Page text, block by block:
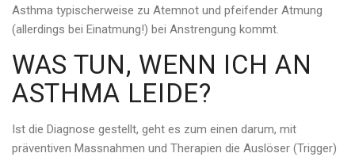
Asthma typischerweise zu Atemnot und pfeifender Atmung
(allerdings bei Einatmung!) bei Anstrengung kommt.
WAS TUN, WENN ICH AN
ASTHMA LEIDE?
Ist die Diagnose gestellt, geht es zum einen darum, mit
präventiven Massnahmen und Therapien die Auslöser (Trigger)